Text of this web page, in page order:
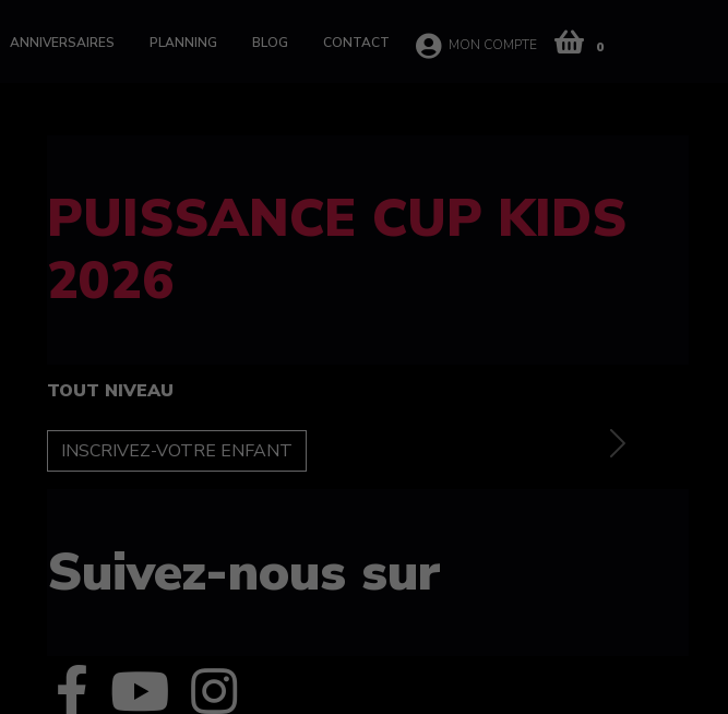
ANNIVERSAIRES PLANNING BLOG CONTACT MON COMPTE 0
FELINE CUP 100%
féminine
TOUT NIVEAU
INSCRIPTION
Suivez-nous sur
Next